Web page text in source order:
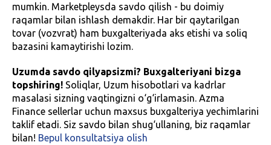
mumkin. Marketpleysda savdo qilish - bu doimiy
raqamlar bilan ishlash demakdir. Har bir qaytarilgan
tovar (vozvrat) ham buxgalteriyada aks etishi va soliq
bazasini kamaytirishi lozim.
Uzumda savdo qilyapsizmi? Buxgalteriyani bizga
topshiring! Soliqlar, Uzum hisobotlari va kadrlar
masalasi sizning vaqtingizni o‘g‘irlamasin. Azma
Finance sellerlar uchun maxsus buxgalteriya yechimlarini
taklif etadi. Siz savdo bilan shug‘ullaning, biz raqamlar
bilan! Bepul konsultatsiya olish